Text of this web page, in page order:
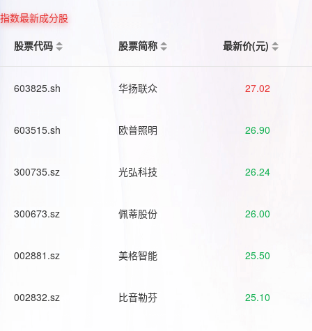
指数最新成分股
股票代码
股票简称 最新价(元)
603825.sh 华扬联众 27.02
603515.sh 欧普照明 26.90
300735.sz 光弘科技 26.24
300673.sz 佩蒂股份 26.00
002881.sz 美格智能 25.50
002832.sz 比音勒芬 25.10